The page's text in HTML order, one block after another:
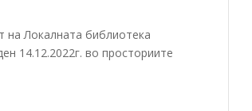
на Локалната библиотека
14.12.2022г. во просториите